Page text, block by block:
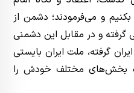
و می‌فرمودند؛ دشمن از
و در مقابل این دشمنی
گرفته، ملت ایران بایستی
بخش‌های مختلف خودش را